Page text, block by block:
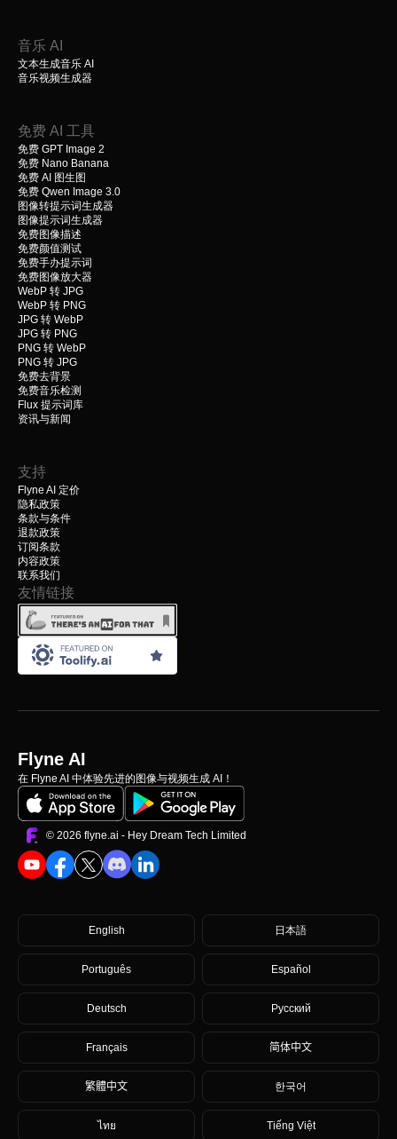
音乐 AI
文本生成音乐 AI
音乐视频生成器
免费 AI 工具
免费 GPT Image 2
免费 Nano Banana
免费 AI 图生图
免费 Qwen Image 3.0
图像转提示词生成器
图像提示词生成器
免费图像描述
免费颜值测试
免费手办提示词
免费图像放大器
WebP 转 JPG
WebP 转 PNG
JPG 转 WebP
JPG 转 PNG
PNG 转 WebP
PNG 转 JPG
免费去背景
免费音乐检测
Flux 提示词库
资讯与新闻
支持
Flyne AI 定价
隐私政策
条款与条件
退款政策
订阅条款
内容政策
联系我们
友情链接
Flyne AI
在 Flyne AI 中体验先进的图像与视频生成 AI！
©️ 2026 flyne.ai - Hey Dream Tech Limited
English 日本語
Português Español
Deutsch Русский
Français 简体中文
繁體中文 한국어
ไทย Tiếng Việt